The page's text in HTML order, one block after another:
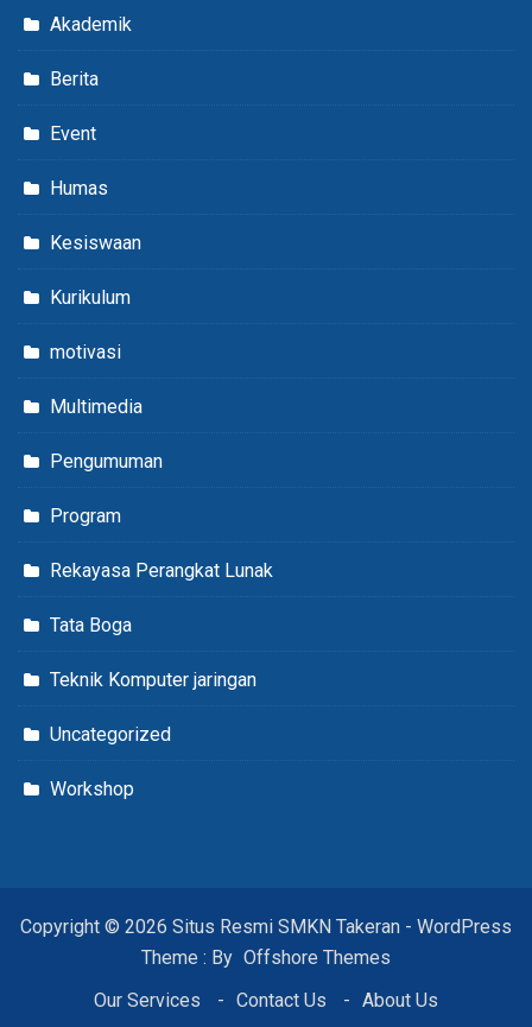
Akademik
Berita
Event
Humas
Kesiswaan
Kurikulum
motivasi
Multimedia
Pengumuman
Program
Rekayasa Perangkat Lunak
Tata Boga
Teknik Komputer jaringan
Uncategorized
Workshop
Copyright © 2026 Situs Resmi SMKN Takeran - WordPress
Theme : By Offshore Themes
Our Services
Contact Us About Us